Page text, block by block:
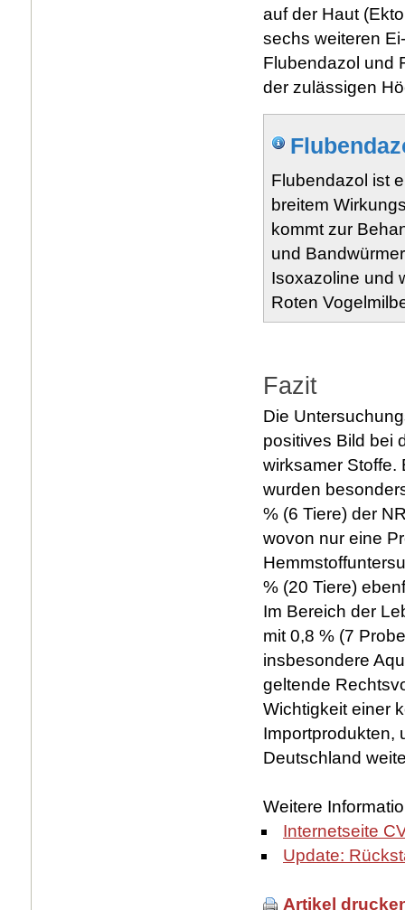
auf der Haut
sechs weiteren
Flubendazol und
der zulässigen
Flubendazol ist
breitem
kommt zur
und
Isoxazoline und
Roten
Fazit
Die
positives Bild bei
wirksamer Stoffe.
wurden
% (6 Tiere) der
wovon nur eine
% (20 Tiere)
Im Bereich der
mit 0,8 % (7
insbesondere
geltende
Wichtigkeit einer
Importprodukten,
Deutschland
Weitere
Internetseite
Update:
Artikel